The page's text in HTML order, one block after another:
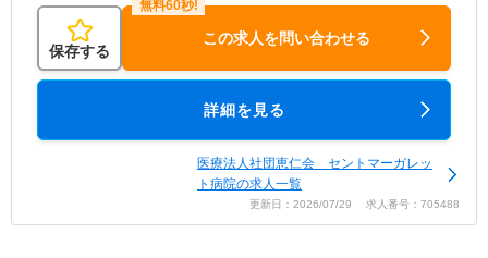
保存する
この求人を問い合わせる
詳細を見る
医療法人社団恵仁会 セントマーガレッ
ト病院の求人一覧
更新日：2026/07/29 求人番号：705488